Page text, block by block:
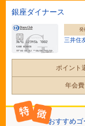
銀座ダイナース
発
三井住
ポイント
年会費
おすすめゴ